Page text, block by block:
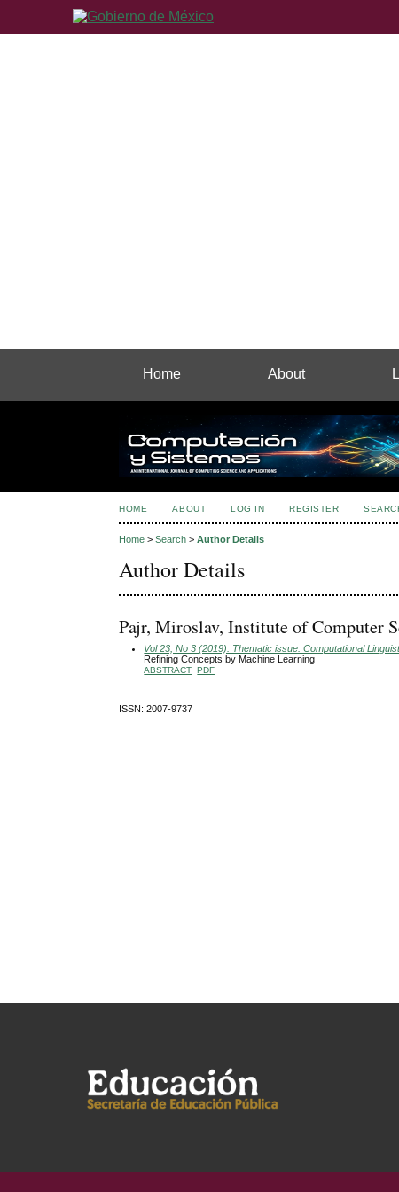
Home About
HOME ABOUT LOG IN REGISTER
Home >Search >Author Details
Author Details
Pajr, Miroslav, Institute of Computer
Vol 23, No 3 (2019): Thematic issue: Computational
Refining Concepts by Machine Learning
ABSTRACT PDF
ISSN: 2007-9737